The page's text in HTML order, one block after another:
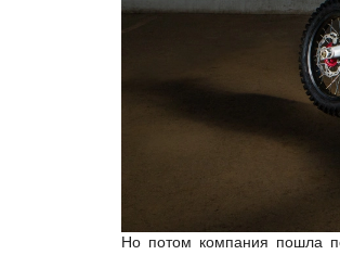
Но потом компания пошла